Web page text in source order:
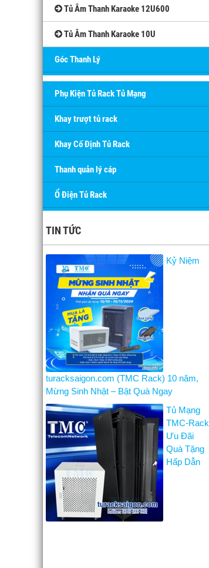
Tủ Âm Thanh Karaoke 12U600
Tủ Âm Thanh Karaoke 10U
Góc Thanh Lý
Phụ Kiện Tủ Rack Tủ Mạng
Khay trượt tủ rack
Khay Cố Định Tủ Rack
Thanh quản lý cáp
Ổ Điện Tủ Rack
TIN TỨC
Kỷ Niệm
turacksaigon.com (TMC Rack) 10 năm,
Mừng Sinh Nhật – Bật Quà Ngay
Tủ Mạng
TMC-Rack
Ưu Đãi
Quà Tặng
Hấp Dẫn